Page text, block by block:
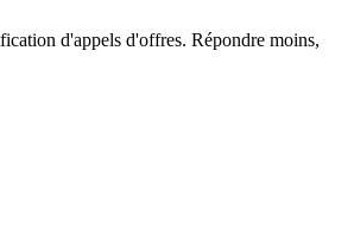
d'appels d'offres. Répondre moins,